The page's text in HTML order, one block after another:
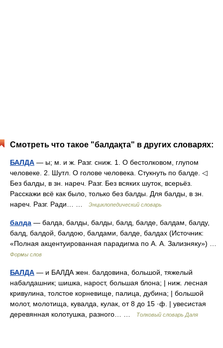
Смотреть что такое "балдақта" в других словарях:
БАЛДА — ы; м. и ж. Разг. сниж. 1. О бестолковом, глупом
человеке. 2. Шутл. О голове человека. Стукнуть по балде. ◁
Без балды, в зн. нареч. Разг. Без всяких шуток, всерьёз.
Расскажи всё как было, только без балды. Для балды, в зн.
нареч. Разг. Ради… …
Энциклопедический словарь
балда — балда, балды, балды, балд, балде, балдам, балду,
балд, балдой, балдою, балдами, балде, балдах (Источник:
«Полная акцентуированная парадигма по А. А. Зализняку») …
Формы слов
БАЛДА — и БАЛДА жен. балдовина, большой, тяжелый
набалдашник; шишка, нарост, большая блона; | ниж. лесная
кривулина, толстое корневище, палица, дубина; | большой
молот, молотища, кувалда, кулак, от 8 до 15 ·ф. | увесистая
деревянная колотушка, разного… …
Толковый словарь Даля